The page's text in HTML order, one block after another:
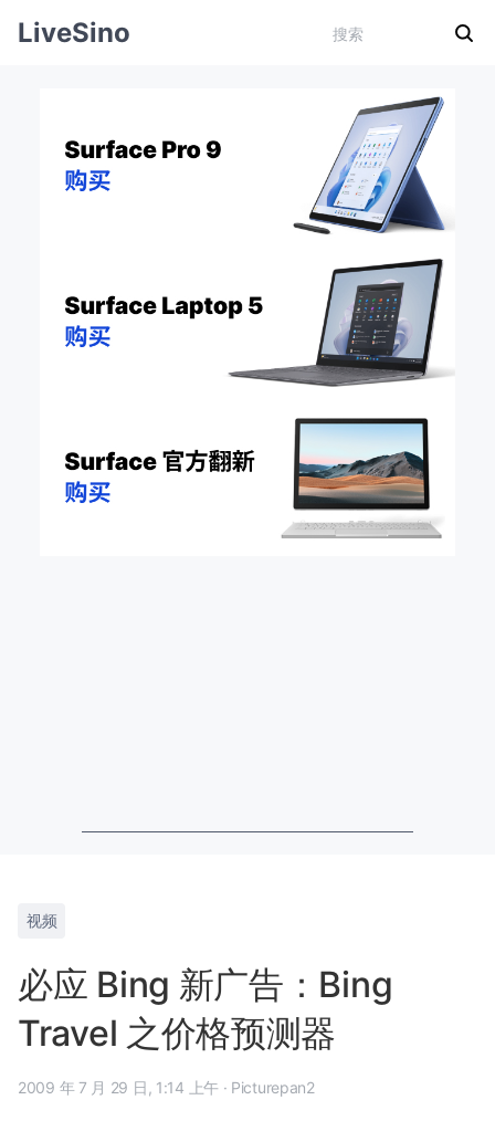
LiveSino
视频
必应 Bing 新广告：Bing
Travel 之价格预测器
2009 年 7 月 29 日, 1:14 上午 · Picturepan2